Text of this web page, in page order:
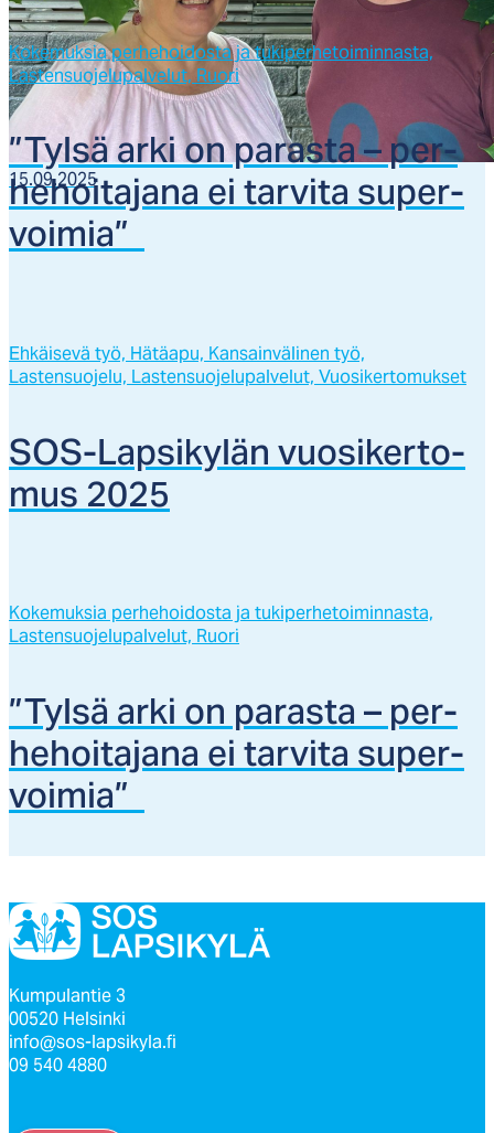
15.09.2025
Kokemuksia perhehoidosta ja tukiperhetoiminnasta,
Lastensuojelupalvelut, Ruori
”Tyl­sä ar­ki on pa­ras­ta – per­
he­hoi­ta­ja­na ei tar­vi­ta su­per­
voi­mia”
Ehkäisevä työ, Hätäapu, Kansainvälinen työ,
Lastensuojelu, Lastensuojelupalvelut, Vuosikertomukset
SOS-Lap­si­ky­län vuo­si­ker­to­
mus 2025
Kokemuksia perhehoidosta ja tukiperhetoiminnasta,
Lastensuojelupalvelut, Ruori
”Tyl­sä ar­ki on pa­ras­ta – per­
he­hoi­ta­ja­na ei tar­vi­ta su­per­
voi­mia”
Kumpulantie 3
00520 Helsinki
info@sos-lapsikyla.fi
09 540 4880